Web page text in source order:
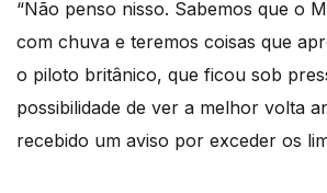
“Não penso nisso. Sabemos que o
com chuva e teremos coisas que
o piloto britânico, que ficou sob
possibilidade de ver a melhor volta
recebido um aviso por exceder os